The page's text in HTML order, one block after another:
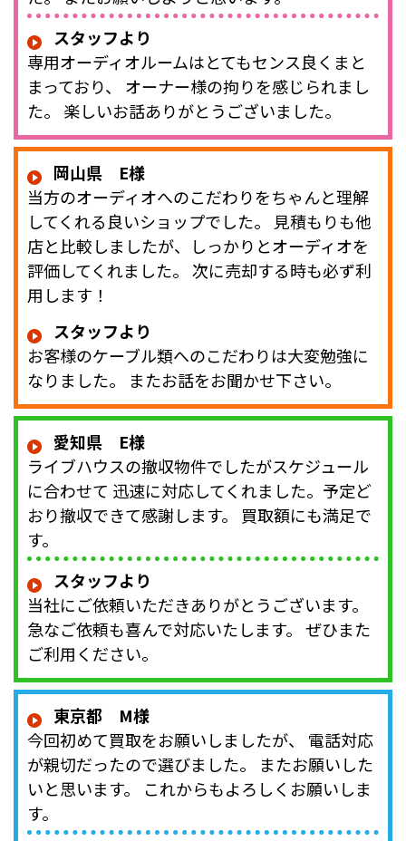
スタッフより
専用オーディオルームはとてもセンス良くまと
まっており、 オーナー様の拘りを感じられまし
た。 楽しいお話ありがとうございました。
岡山県 E様
当方のオーディオへのこだわりをちゃんと理解
してくれる良いショップでした。 見積もりも他
店と比較しましたが、しっかりとオーディオを
評価してくれました。 次に売却する時も必ず利
用します！
スタッフより
お客様のケーブル類へのこだわりは大変勉強に
なりました。 またお話をお聞かせ下さい。
愛知県 E様
ライブハウスの撤収物件でしたがスケジュール
に合わせて 迅速に対応してくれました。予定ど
おり撤収できて感謝します。 買取額にも満足で
す。
スタッフより
当社にご依頼いただきありがとうございます。
急なご依頼も喜んで対応いたします。 ぜひまた
ご利用ください。
東京都 M様
今回初めて買取をお願いしましたが、 電話対応
が親切だったので選びました。 またお願いした
いと思います。 これからもよろしくお願いしま
す。